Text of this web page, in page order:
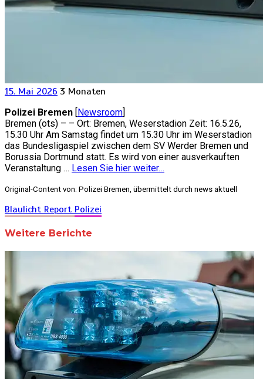
15. Mai 2026 3 Monaten
Polizei Bremen [Newsroom]
Bremen (ots) – – Ort: Bremen, Weserstadion Zeit: 16.5.26,
15.30 Uhr Am Samstag findet um 15.30 Uhr im Weserstadion
das Bundesligaspiel zwischen dem SV Werder Bremen und
Borussia Dortmund statt. Es wird von einer ausverkauften
Veranstaltung … Lesen Sie hier weiter…
Original-Content von: Polizei Bremen, übermittelt durch news aktuell
Blaulicht Report Polizei
Weitere Berichte